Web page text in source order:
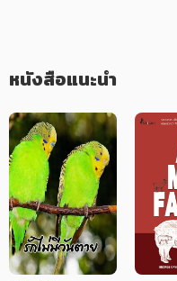
ภาษาศาสตร์
หนังสือเด็ก
การพัฒนาตนเอง
ความรู้ทั่วไป
การ์ตูนความรู้ การ์ตูน
การ์ตูนมังงะ (Manga)
หนังสือแนะนำ